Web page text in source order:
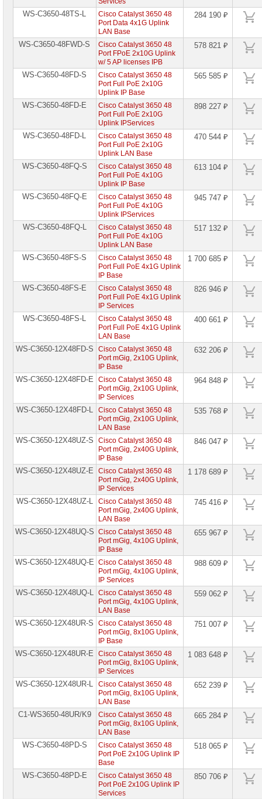
WS-C3650-48TS-L
Cisco Catalyst 3650 48
Port Data 4x1G Uplink
LAN Base
284 190 ₽
WS-C3650-48FWD-S
Cisco Catalyst 3650 48
Port FPoE 2x10G Uplink
w/ 5 AP licenses IPB
578 821 ₽
WS-C3650-48FD-S
Cisco Catalyst 3650 48
Port Full PoE 2x10G
Uplink IP Base
565 585 ₽
WS-C3650-48FD-E
Cisco Catalyst 3650 48
Port Full PoE 2x10G
Uplink IPServices
898 227 ₽
WS-C3650-48FD-L
Cisco Catalyst 3650 48
Port Full PoE 2x10G
Uplink LAN Base
470 544 ₽
WS-C3650-48FQ-S
Cisco Catalyst 3650 48
Port Full PoE 4x10G
Uplink IP Base
613 104 ₽
WS-C3650-48FQ-E
Cisco Catalyst 3650 48
Port Full PoE 4x10G
Uplink IPServices
945 747 ₽
WS-C3650-48FQ-L
Cisco Catalyst 3650 48
Port Full PoE 4x10G
Uplink LAN Base
517 132 ₽
WS-C3650-48FS-S
Cisco Catalyst 3650 48
Port Full PoE 4x1G Uplink
IP Base
1 700 685 ₽
WS-C3650-48FS-E
Cisco Catalyst 3650 48
Port Full PoE 4x1G Uplink
IP Services
826 946 ₽
WS-C3650-48FS-L
Cisco Catalyst 3650 48
Port Full PoE 4x1G Uplink
LAN Base
400 661 ₽
WS-C3650-12X48FD-S
Cisco Catalyst 3650 48
Port mGig, 2x10G Uplink,
IP Base
632 206 ₽
WS-C3650-12X48FD-E
Cisco Catalyst 3650 48
Port mGig, 2x10G Uplink,
IP Services
964 848 ₽
WS-C3650-12X48FD-L
Cisco Catalyst 3650 48
Port mGig, 2x10G Uplink,
LAN Base
535 768 ₽
WS-C3650-12X48UZ-S
Cisco Catalyst 3650 48
Port mGig, 2x40G Uplink,
IP Base
846 047 ₽
WS-C3650-12X48UZ-E
Cisco Catalyst 3650 48
Port mGig, 2x40G Uplink,
IP Services
1 178 689 ₽
WS-C3650-12X48UZ-L
Cisco Catalyst 3650 48
Port mGig, 2x40G Uplink,
LAN Base
745 416 ₽
WS-C3650-12X48UQ-S Cisco Catalyst 3650 48
Port mGig, 4x10G Uplink,
IP Base
655 967 ₽
WS-C3650-12X48UQ-E Cisco Catalyst 3650 48
Port mGig, 4x10G Uplink,
IP Services
988 609 ₽
WS-C3650-12X48UQ-L Cisco Catalyst 3650 48
Port mGig, 4x10G Uplink,
LAN Base
559 062 ₽
WS-C3650-12X48UR-S
Cisco Catalyst 3650 48
Port mGig, 8x10G Uplink,
IP Base
751 007 ₽
WS-C3650-12X48UR-E
Cisco Catalyst 3650 48
Port mGig, 8x10G Uplink,
IP Services
1 083 648 ₽
WS-C3650-12X48UR-L
Cisco Catalyst 3650 48
Port mGig, 8x10G Uplink,
LAN Base
652 239 ₽
C1-WS3650-48UR/K9
Cisco Catalyst 3650 48
Port mGig, 8x10G Uplink,
LAN Base
665 284 ₽
WS-C3650-48PD-S
Cisco Catalyst 3650 48
Port PoE 2x10G Uplink IP
Base
518 065 ₽
WS-C3650-48PD-E
Cisco Catalyst 3650 48
Port PoE 2x10G Uplink IP
Services
850 706 ₽